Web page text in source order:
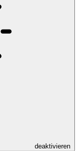
deaktivieren